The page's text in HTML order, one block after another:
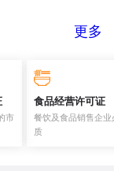
更多
市
食品经营许可证
餐饮及食品销售企业
质